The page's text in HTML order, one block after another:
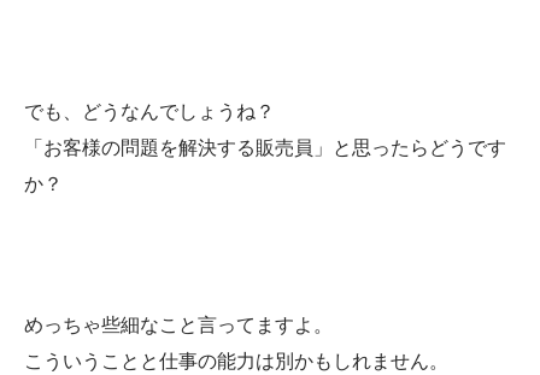
でも、どうなんでしょうね？
「お客様の問題を解決する販売員」と思ったらどうです
か？
めっちゃ些細なこと言ってますよ。
こういうことと仕事の能力は別かもしれません。